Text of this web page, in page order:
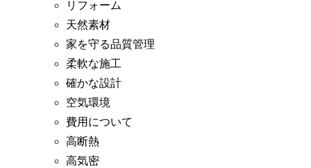
リフォーム
天然素材
家を守る品質管理
柔軟な施工
確かな設計
空気環境
費用について
高断熱
高気密